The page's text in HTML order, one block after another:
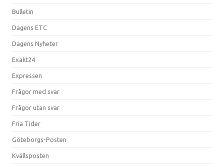
Bulletin
Dagens ETC
Dagens Nyheter
Exakt24
Expressen
Frågor med svar
Frågor utan svar
Fria Tider
Göteborgs-Posten
Kvällsposten